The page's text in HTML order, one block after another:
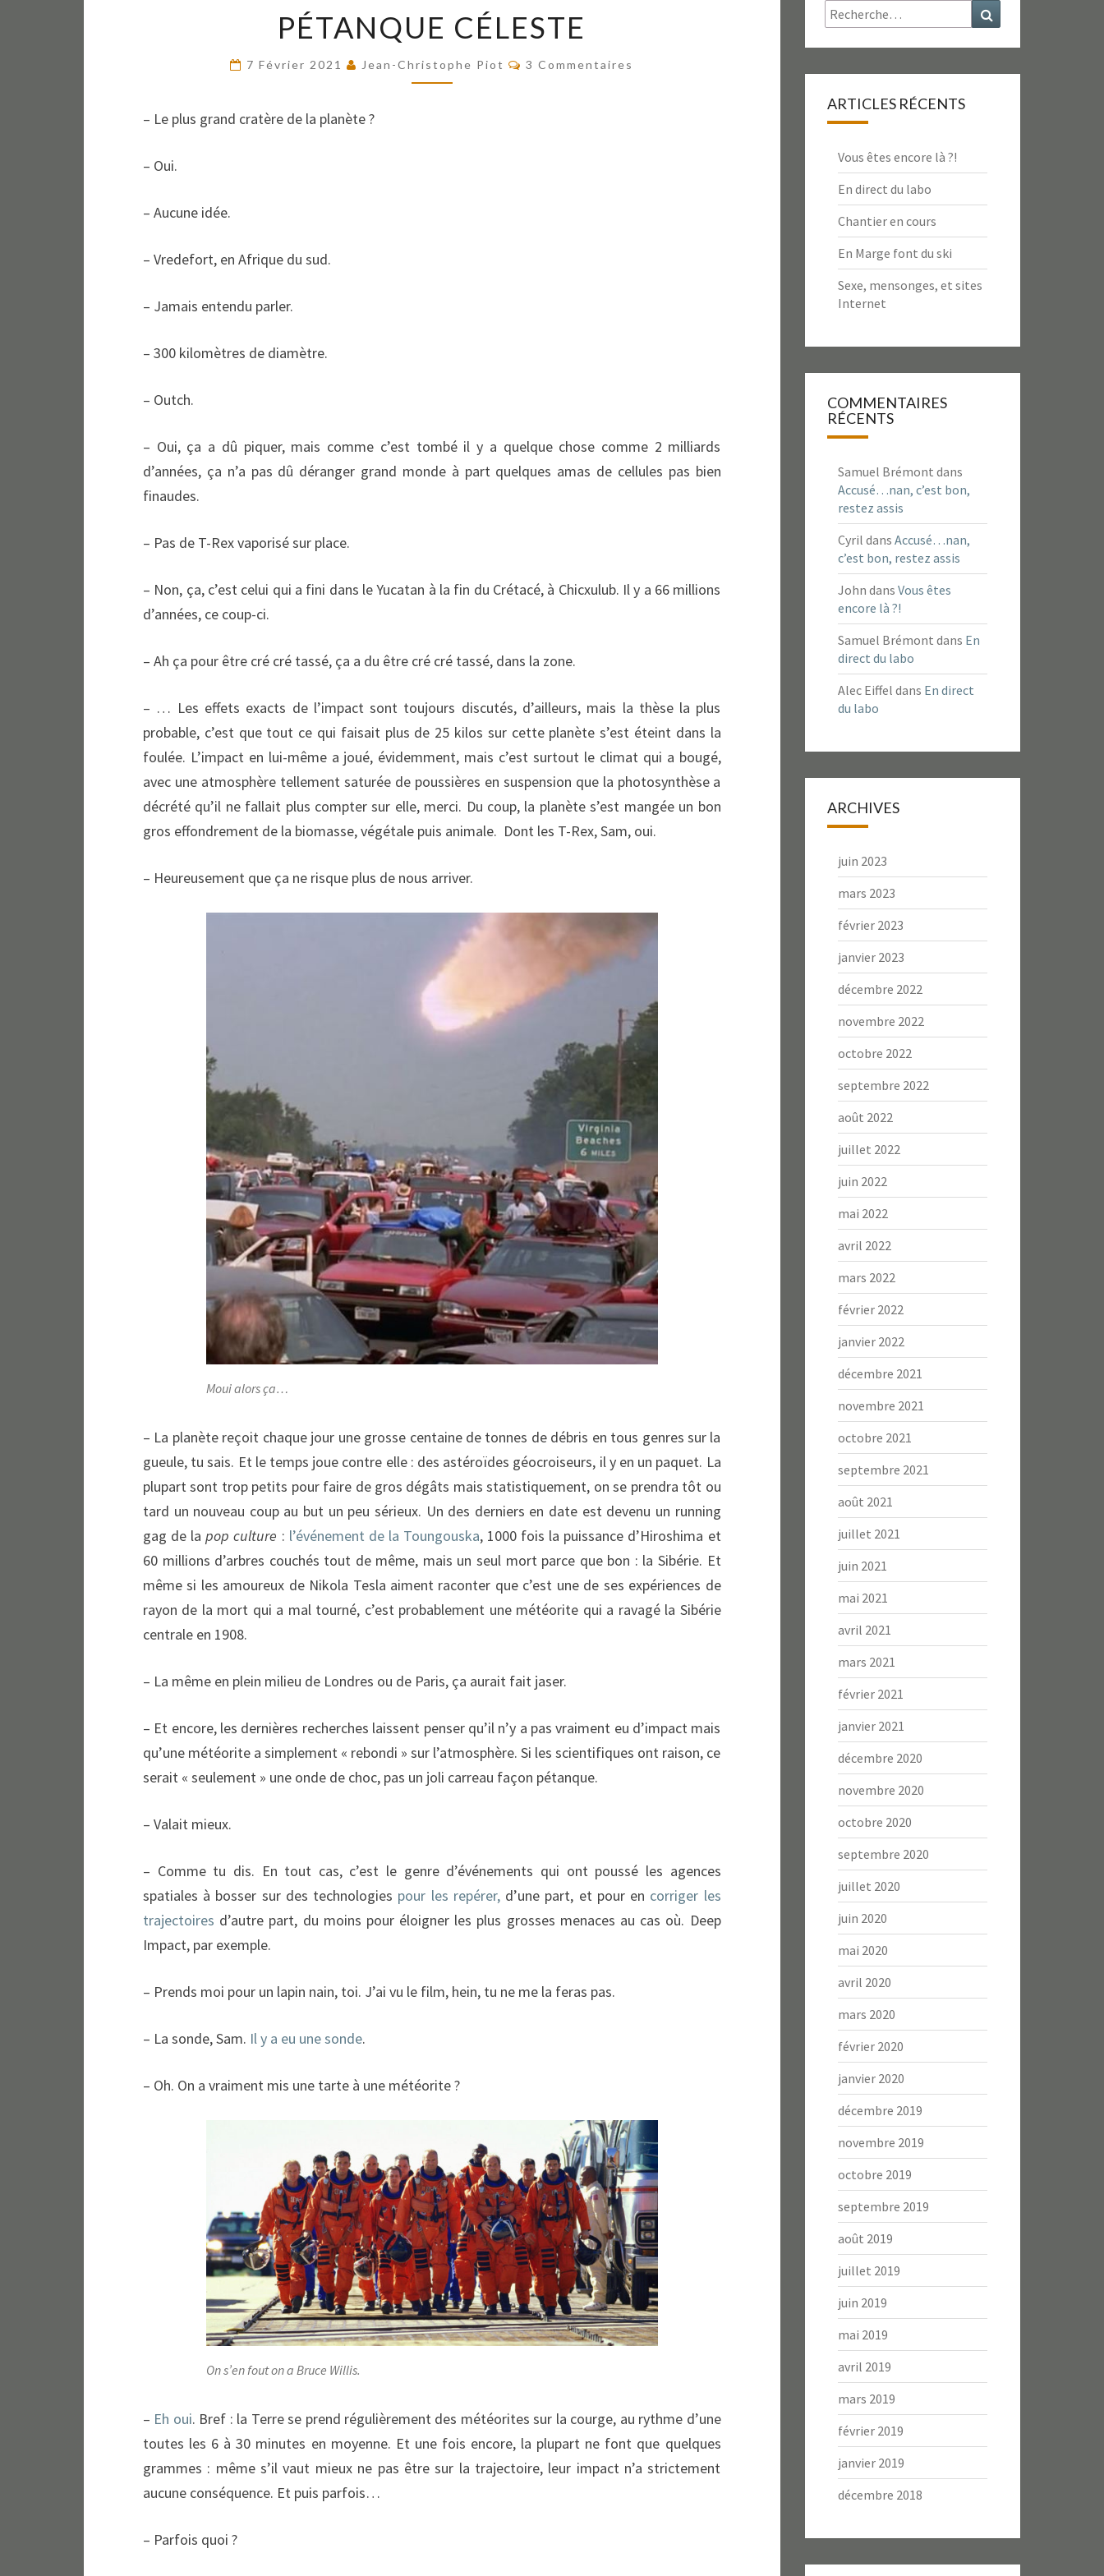
CÉLESTE
PÉTANQUE CÉLESTE
7 Février 2021 Jean-Christophe Piot Commentaires
3 Commentaires
– Le plus grand cratère de la planète ?
– Oui.
– Aucune idée.
– Vredefort, en Afrique du sud.
– Jamais entendu parler.
– 300 kilomètres de diamètre.
– Outch.
– Oui, ça a dû piquer, mais comme c’est tombé il y a quelque chose comme 2 milliards
d’années, ça n’a pas dû déranger grand monde à part quelques amas de cellules pas bien
finaudes.
– Pas de T-Rex vaporisé sur place.
– Non, ça, c’est celui qui a fini dans le Yucatan à la fin du Crétacé, à Chicxulub. Il y a 66 millions
d’années, ce coup-ci.
– Ah ça pour être cré cré tassé, ça a du être cré cré tassé, dans la zone.
– … Les effets exacts de l’impact sont toujours discutés, d’ailleurs, mais la thèse la plus
probable, c’est que tout ce qui faisait plus de 25 kilos sur cette planète s’est éteint dans la
foulée. L’impact en lui-même a joué, évidemment, mais c’est surtout le climat qui a bougé,
avec une atmosphère tellement saturée de poussières en suspension que la photosynthèse a
décrété qu’il ne fallait plus compter sur elle, merci. Du coup, la planète s’est mangée un bon
gros effondrement de la biomasse, végétale puis animale. Dont les T-Rex, Sam, oui.
– Heureusement que ça ne risque plus de nous arriver.
Moui alors ça…
– La planète reçoit chaque jour une grosse centaine de tonnes de débris en tous genres sur la
gueule, tu sais. Et le temps joue contre elle : des astéroïdes géocroiseurs, il y en un paquet. La
plupart sont trop petits pour faire de gros dégâts mais statistiquement, on se prendra tôt ou
tard un nouveau coup au but un peu sérieux. Un des derniers en date est devenu un running
gag de lapop culture : l’événement de la Toungouska, 1000 fois la puissance d’Hiroshima et
60 millions d’arbres couchés tout de même, mais un seul mort parce que bon : la Sibérie. Et
même si les amoureux de Nikola Tesla aiment raconter que c’est une de ses expériences de
rayon de la mort qui a mal tourné, c’est probablement une météorite qui a ravagé la Sibérie
centrale en 1908.
– La même en plein milieu de Londres ou de Paris, ça aurait fait jaser.
– Et encore, les dernières recherches laissent penser qu’il n’y a pas vraiment eu d’impact mais
qu’une météorite a simplement « rebondi » sur l’atmosphère. Si les scientifiques ont raison, ce
serait « seulement » une onde de choc, pas un joli carreau façon pétanque.
– Valait mieux.
– Comme tu dis. En tout cas, c’est le genre d’événements qui ont poussé les agences
spatiales à bosser sur des technologies pour les repérer,d’une part, et pour en corriger les
trajectoires d’autre part, du moins pour éloigner les plus grosses menaces au cas où. Deep
Impact, par exemple.
– Prends moi pour un lapin nain, toi. J’ai vu le film, hein, tu ne me la feras pas.
– La sonde, Sam. Il y a eu une sonde.
– Oh. On a vraiment mis une tarte à une météorite ?
On s’en fout on a Bruce Willis.
– Eh oui. Bref : la Terre se prend régulièrement des météorites sur la courge, au rythme d’une
toutes les 6 à 30 minutes en moyenne. Et une fois encore, la plupart ne font que quelques
grammes : même s’il vaut mieux ne pas être sur la trajectoire, leur impact n’a strictement
aucune conséquence. Et puis parfois…
– Parfois quoi ?
Rechercher :
ARTICLES RÉCENTS
Vous êtes encore là ?!
En direct du labo
Chantier en cours
En Marge font du ski
Sexe, mensonges, et sites
Internet
COMMENTAIRES
RÉCENTS
Samuel Brémont dans
Accusé…nan, c’est bon,
restez assis
Cyril dans Accusé…nan,
c’est bon, restez assis
John dans Vous êtes
encore là ?!
Samuel Brémont dans En
direct du labo
Alec Eiffel dans En direct
du labo
ARCHIVES
juin 2023
mars 2023
février 2023
janvier 2023
décembre 2022
novembre 2022
octobre 2022
septembre 2022
août 2022
juillet 2022
juin 2022
mai 2022
avril 2022
mars 2022
février 2022
janvier 2022
décembre 2021
novembre 2021
octobre 2021
septembre 2021
août 2021
juillet 2021
juin 2021
mai 2021
avril 2021
mars 2021
février 2021
janvier 2021
décembre 2020
novembre 2020
octobre 2020
septembre 2020
juillet 2020
juin 2020
mai 2020
avril 2020
mars 2020
février 2020
janvier 2020
décembre 2019
novembre 2019
octobre 2019
septembre 2019
août 2019
juillet 2019
juin 2019
mai 2019
avril 2019
mars 2019
février 2019
janvier 2019
décembre 2018